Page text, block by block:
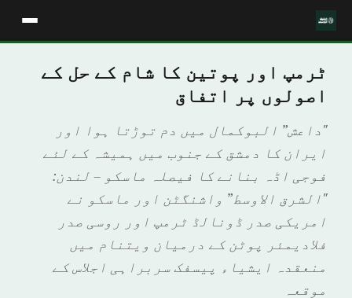
ٹرمپ اور پوتین کا شام کے حل کے
اصولوں پر اتفاق
"داعش” البوکمال میں دم توڑتا ہوا اور
ایران کا دمشق کے جنوب میں ہمیشہ کے لئے
فوجی اڈہ بنانے کا فیصلہ ماسکو – لندن:
"الشرق الاوسط” واشنگٹن اور ماسکو نے
امریکی صدر ڈونالڈ ٹرمپ اور روسی صدر
فلادیمئر پوٹن کے درمیان ویتنام میں
منعقدہ ایشیاء پیسفک سربراہی اجلاس کے
موقعہ